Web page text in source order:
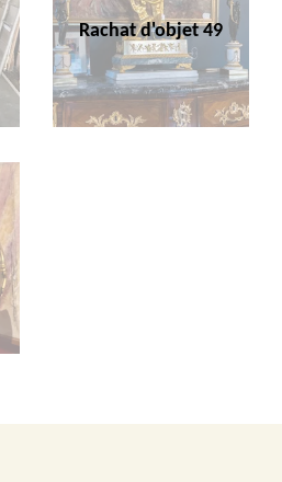
Rachat d'objet 49